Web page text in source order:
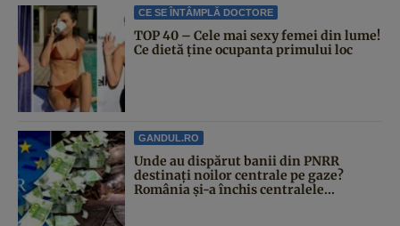
CE SE ÎNTÂMPLĂ DOCTORE
TOP 40 – Cele mai sexy femei din lume!
Ce dietă ține ocupanta primului loc
GANDUL.RO
Unde au dispărut banii din PNRR
destinați noilor centrale pe gaze?
România și-a închis centralele...